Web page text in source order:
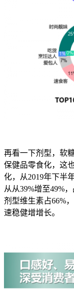
再看一下剂型，软
保健品零食化，这
化，从2019年下半
从从39%增至49%
剂型维生素占66%
速稳健增增长。